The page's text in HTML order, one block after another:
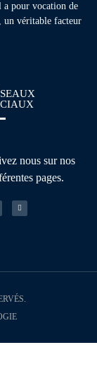
a pour vocation de
un véritable facteur
nous sur nos
pages.